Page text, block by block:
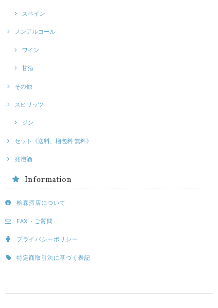
スペイン
ノンアルコール
ワイン
甘酒
その他
スピリッツ
ジン
セット《送料、梱包料 無料》
発泡酒
Information
桧森酒店について
FAX・ご質問
プライバシーポリシー
特定商取引法に基づく表記